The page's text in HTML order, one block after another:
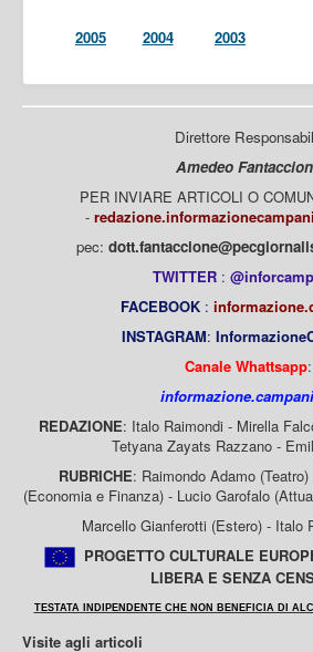
2005 2004 2003
Direttore
Amedeo
PER INVIARE ARTICOLI O
-
pec:
TWITTER :
FACEBOOK :
INSTAGRAM:
Canale Whattsapp:
REDAZIONE: Italo Raimondi - Mirella
Tetyana Zayats Razzano -
RUBRICHE: Raimondo Adamo
(Economia e Finanza) - Lucio Garofalo
Marcello Gianferotti (Estero) - Italo
PROGETTO CULTURALE
LIBERA E SENZA
TESTATA INDIPENDENTE CHE NON BENEFICIA DI
Visite agli articoli